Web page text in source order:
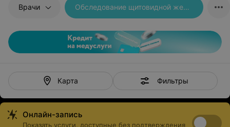
Врачи Обследование щитовидной железы
Карта Фильтры
Онлайн-запись
Показать услуги, доступные без подтверждения